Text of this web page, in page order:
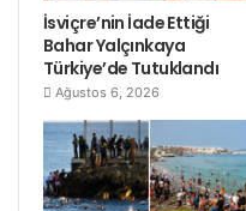
vermeyecek
çekmeyi
bir duruşun
Bu farkın
olmadan
akıllarınca “
İsviçre’nin İade Ettiği
Bahar Yalçınkaya
Türkiye’de Tutuklandı
Ağustos 6, 2026